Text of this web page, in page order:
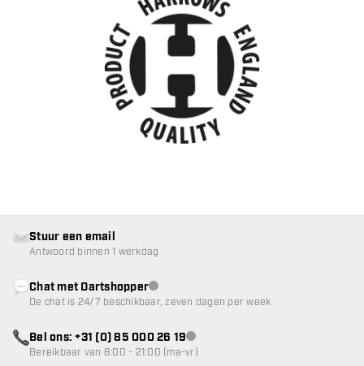
Stuur een email
Antwoord binnen 1 werkdag
Chat met Dartshopperklantenservice niet beschikbaar
De chat is 24/7 beschikbaar, zeven dagen per week
Bel ons: +31 (0) 85 000 26 19klantenservice niet beschikbaar
Bereikbaar van 8:00 - 21:00 (ma-vr)